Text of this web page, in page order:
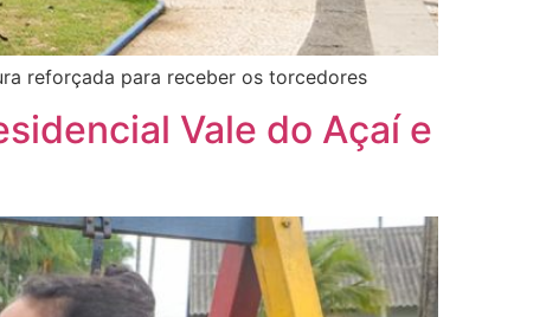
reforçada para receber os torcedores
Vale do Açaí e